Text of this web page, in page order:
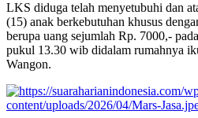
LKS diduga telah menyetubuhi dan
(15) anak berkebutuhan khusus
berupa uang sejumlah Rp. 7000,-
pukul 13.30 wib didalam rumahnya
Wangon.